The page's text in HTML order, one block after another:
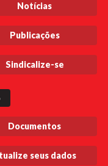
Notícias
Publicações
Sindicalize-se
Documentos
seus dados